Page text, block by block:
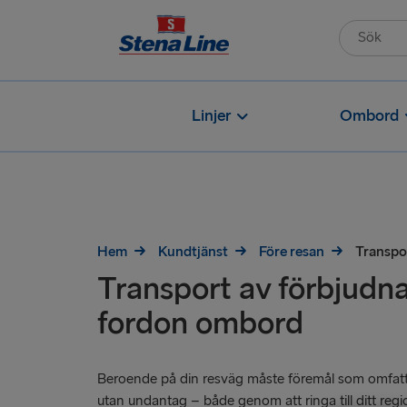
Linjer Ombord
Hem Kundtjänst Före resan
Transport av
fordon ombord
Beroende på din resväg måste föremål som
utan undantag – både genom att ringa till ditt